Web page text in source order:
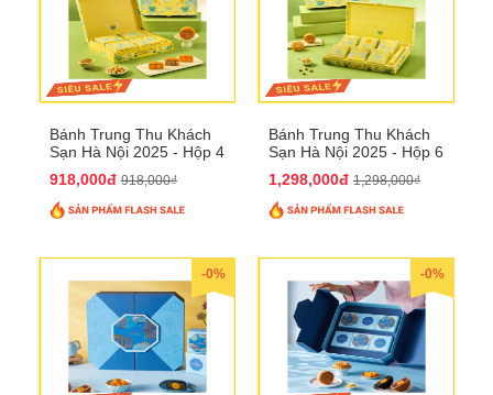
Bánh Trung Thu Khách
Sạn Hà Nội 2025 - Hộp 4
918,000đ 918,000₫
Bánh Trung Thu Khách
Sạn Hà Nội 2025 - Hộp 6
1,298,000đ 1,298,000₫
-0% -0%